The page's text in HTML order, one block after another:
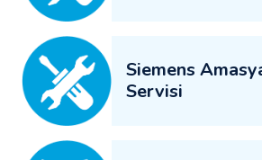
Siemens
Servisi